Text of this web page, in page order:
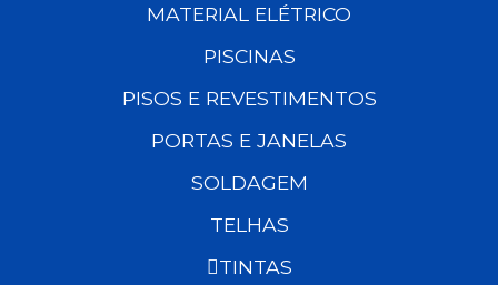
MATERIAL ELÉTRICO
PISCINAS
PISOS E REVESTIMENTOS
PORTAS E JANELAS
SOLDAGEM
TELHAS
TINTAS